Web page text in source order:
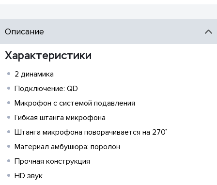
Описание
Характеристики
2 динамика
Подключение: QD
Микрофон с системой подавления
Гибкая штанга микрофона
Штанга микрофона поворачивается на 270˚
Материал амбушюра: поролон
Прочная конструкция
HD звук